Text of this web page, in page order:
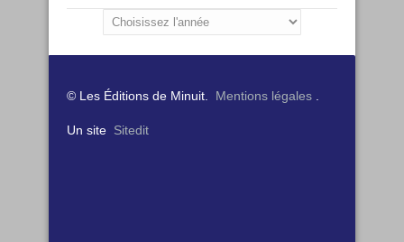
© Les Éditions de Minuit. Mentions légales
Un site Sitedit